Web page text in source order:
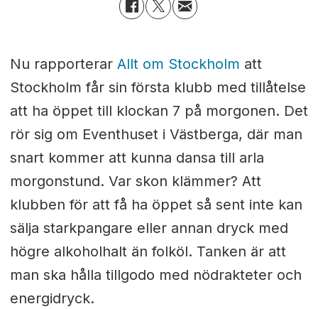
Nu rapporterar Allt om Stockholm att
Stockholm får sin första klubb med tillåtelse
att ha öppet till klockan 7 på morgonen. Det
rör sig om Eventhuset i Västberga, där man
snart kommer att kunna dansa till arla
morgonstund. Var skon klämmer? Att
klubben för att få ha öppet så sent inte kan
sälja starkpangare eller annan dryck med
högre alkoholhalt än folköl. Tanken är att
man ska hålla tillgodo med nödrakteter och
energidryck.